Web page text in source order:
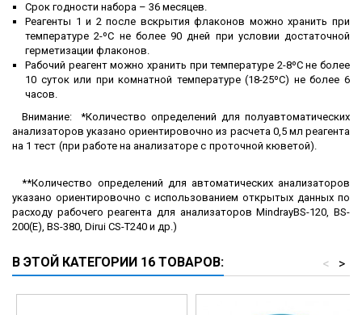
Срок годности набора – 36 месяцев.
Реагенты 1 и 2 после вскрытия флаконов можно хранить при
температуре 2-ºС не более 90 дней при условии достаточной
герметизации флаконов.
Рабочий реагент можно хранить при температуре 2-8ºС не более
10 суток или при комнатной температуре (18-25ºС) не более 6
часов.
Внимание: *Количество определений для полуавтоматических
анализаторов указано ориентировочно из расчета 0,5 мл реагента
на 1 тест (при работе на анализаторе с проточной кюветой).
**Количество определений для автоматических анализаторов
указано ориентировочно с использованием открытых данных по
расходу рабочего реагента для анализаторов MindrayBS-120, BS-
200(E), BS-380, Dirui CS-T240 и др.)
В ЭТОЙ КАТЕГОРИИ 16 ТОВАРОВ: >
<